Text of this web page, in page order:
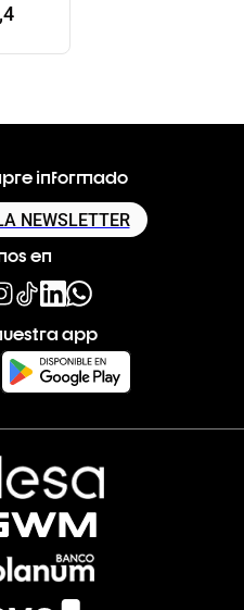
informado
NEWSLETTER
en
app